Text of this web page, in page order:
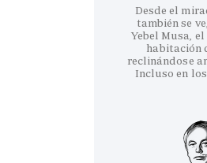
Desde el
también se
Yebel Musa,
habitación
reclinándose
Incluso en